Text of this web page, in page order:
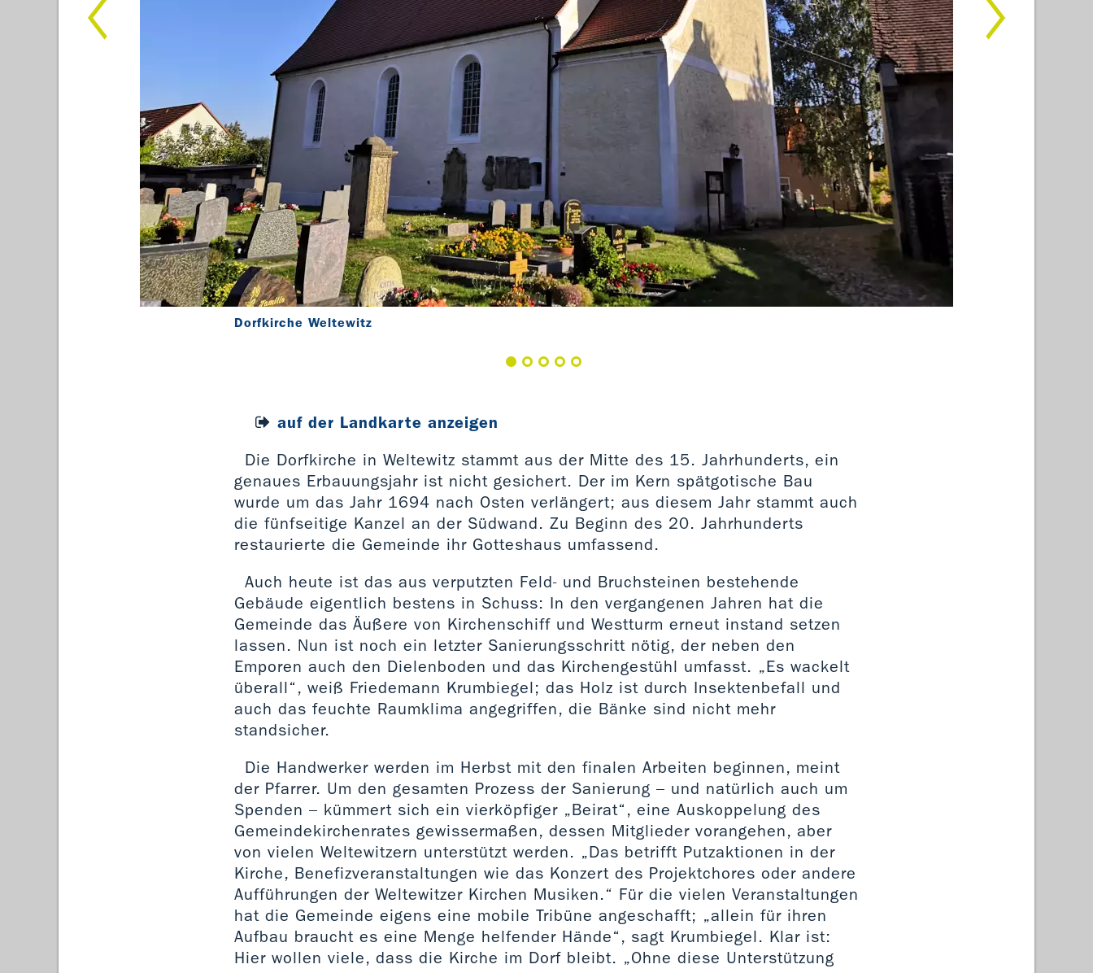
Dorfkirche Weltewitz
auf der Landkarte anzeigen
Die Dorfkirche in Weltewitz stammt aus der Mitte des 15. Jahrhunderts, ein
genaues Erbauungsjahr ist nicht gesichert. Der im Kern spätgotische Bau
wurde um das Jahr 1694 nach Osten verlängert; aus diesem Jahr stammt auch
die fünfseitige Kanzel an der Südwand. Zu Beginn des 20. Jahrhunderts
restaurierte die Gemeinde ihr Gotteshaus umfassend.
Auch heute ist das aus verputzten Feld- und Bruchsteinen bestehende
Gebäude eigentlich bestens in Schuss: In den vergangenen Jahren hat die
Gemeinde das Äußere von Kirchenschiff und Westturm erneut instand setzen
lassen. Nun ist noch ein letzter Sanierungsschritt nötig, der neben den
Emporen auch den Dielenboden und das Kirchengestühl umfasst. „Es wackelt
überall“, weiß Friedemann Krumbiegel; das Holz ist durch Insektenbefall und
auch das feuchte Raumklima angegriffen, die Bänke sind nicht mehr
standsicher.
Die Handwerker werden im Herbst mit den finalen Arbeiten beginnen, meint
der Pfarrer. Um den gesamten Prozess der Sanierung – und natürlich auch um
Spenden – kümmert sich ein vierköpfiger „Beirat“, eine Auskoppelung des
Gemeindekirchenrates gewissermaßen, dessen Mitglieder vorangehen, aber
von vielen Weltewitzern unterstützt werden. „Das betrifft Putzaktionen in der
Kirche, Benefizveranstaltungen wie das Konzert des Projektchores oder andere
Aufführungen der Weltewitzer Kirchen Musiken.“ Für die vielen Veranstaltungen
hat die Gemeinde eigens eine mobile Tribüne angeschafft; „allein für ihren
Aufbau braucht es eine Menge helfender Hände“, sagt Krumbiegel. Klar ist:
Hier wollen viele, dass die Kirche im Dorf bleibt. „Ohne diese Unterstützung